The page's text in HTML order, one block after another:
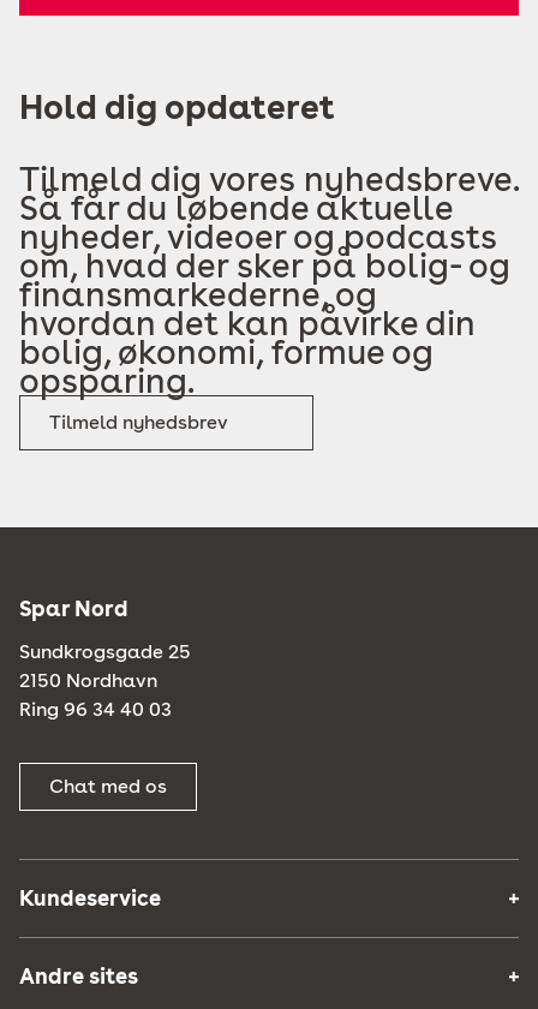
Hold dig opdateret
Tilmeld dig vores nyhedsbreve.
Så får du løbende aktuelle
nyheder, videoer og podcasts
om, hvad der sker på bolig- og
finansmarkederne, og
hvordan det kan påvirke din
bolig, økonomi, formue og
opsparing.
Tilmeld nyhedsbrev
Spar Nord
Sundkrogsgade 25
2150 Nordhavn
Ring 96 34 40 03
Chat med os
Kundeservice
Andre sites